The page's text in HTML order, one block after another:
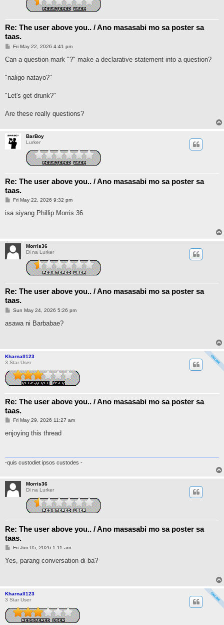
Re: The user above you.. / Ano masasabi mo sa poster sa
taas.
P
s
Fri May 22, 2026 4:41 pm
Can a question mark "?" make a declarative statement into a question?
"naligo natayo?"
"Let's get drunk?"
Are these really questions?
BarBoy
Lurker
Re: The user above you.. / Ano masasabi mo sa poster sa
taas.
P
s
Fri May 22, 2026 9:32 pm
isa siyang Phillip Morris 36
Morris36
Di na Lurker
Re: The user above you.. / Ano masasabi mo sa poster sa
taas.
P
s
Sun May 24, 2026 5:26 pm
asawa ni Barbabae?
Kharnall123
3 Star User
Re: The user above you.. / Ano masasabi mo sa poster sa
taas.
P
s
t
Fri May 29, 2026 11:27 am
enjoying this thread
-quis custodiet ipsos custodes -
Morris36
Di na Lurker
Re: The user above you.. / Ano masasabi mo sa poster sa
taas.
P
s
Fri Jun 05, 2026 1:11 am
Yes, parang conversation di ba?
Kharnall123
3 Star User